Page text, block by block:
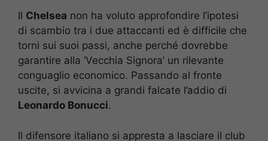
Il Chelsea non ha voluto approfondire l’ipotesi
di scambio tra i due attaccanti ed è difficile che
torni sui suoi passi, anche perché dovrebbe
garantire alla ‘Vecchia Signora’ un rilevante
conguaglio economico. Passando al fronte
uscite, si avvicina a grandi falcate l’addio di
Leonardo Bonucci.
Il difensore italiano si appresta a lasciare il club